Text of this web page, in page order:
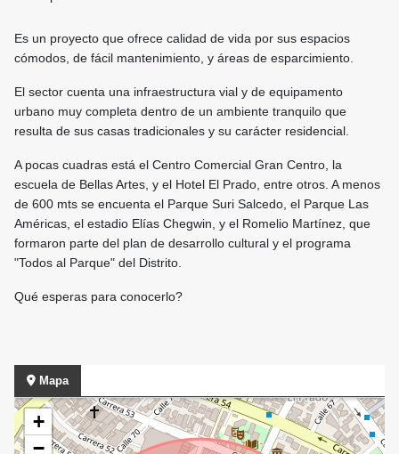
Es un proyecto que ofrece calidad de vida por sus espacios
cómodos, de fácil mantenimiento, y áreas de esparcimiento.
El sector cuenta una infraestructura vial y de equipamento
urbano muy completa dentro de un ambiente tranquilo que
resulta de sus casas tradicionales y su carácter residencial.
A pocas cuadras está el Centro Comercial Gran Centro, la
escuela de Bellas Artes, y el Hotel El Prado, entre otros. A menos
de 600 mts se encuenta el Parque Suri Salcedo, el Parque Las
Américas, el estadio Elías Chegwin, y el Romelio Martínez, que
formaron parte del plan de desarrollo cultural y el programa
"Todos al Parque" del Distrito.
Qué esperas para conocerlo?
Mapa
+
−